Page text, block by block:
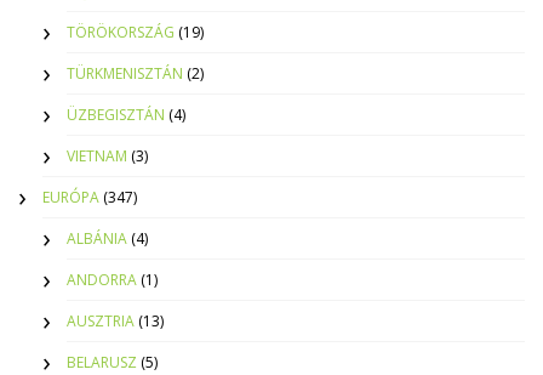
TÖRÖKORSZÁG (19)
TÜRKMENISZTÁN (2)
ÜZBEGISZTÁN (4)
VIETNAM (3)
EURÓPA (347)
ALBÁNIA (4)
ANDORRA (1)
AUSZTRIA (13)
BELARUSZ (5)